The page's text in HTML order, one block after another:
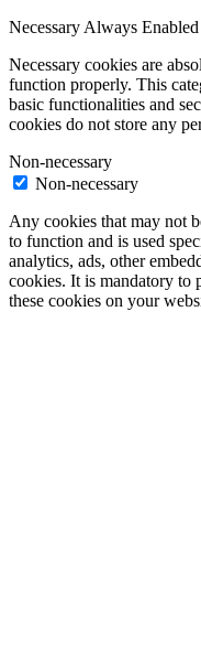
Necessary Always Enabled
Necessary cookies are
function properly. This
basic functionalities and
cookies do not store any
Non-necessary
Non-necessary
Any cookies that may not
to function and is used
analytics, ads, other
cookies. It is mandatory to
these cookies on your